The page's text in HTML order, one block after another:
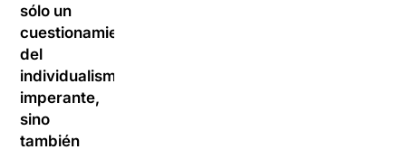
sólo un
cuestionamiento
del
individualismo
imperante,
sino
también